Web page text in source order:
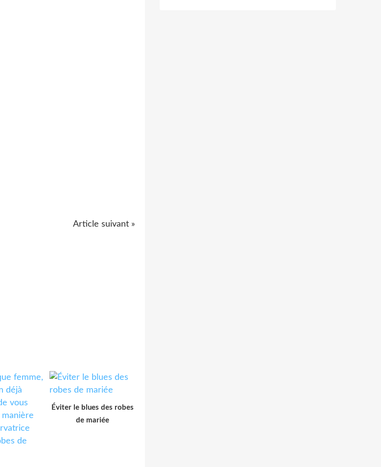
Article suivant »
Éviter le blues des robes
de mariée